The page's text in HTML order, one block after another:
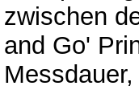
zwischen
and Go'